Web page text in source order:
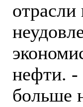
нефти. -
больше